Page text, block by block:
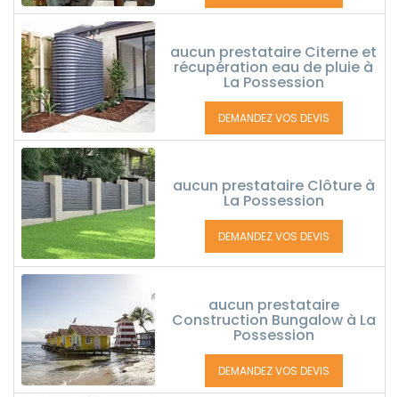
aucun prestataire Citerne et
récupération eau de pluie à
La Possession
DEMANDEZ VOS DEVIS
aucun prestataire Clôture à
La Possession
DEMANDEZ VOS DEVIS
aucun prestataire
Construction Bungalow à La
Possession
DEMANDEZ VOS DEVIS